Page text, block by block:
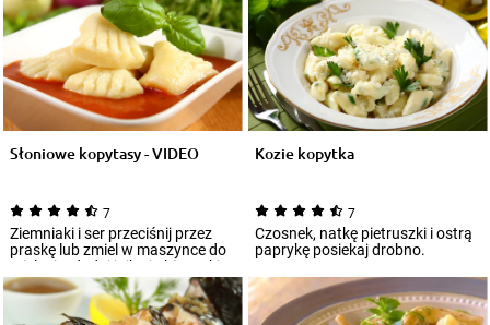
Słoniowe kopytasy - VIDEO
7
Ziemniaki i ser przeciśnij przez
praskę lub zmiel w maszynce do
mielenia, dodaj jajko i obie mąki...
Kozie kopytka
7
Czosnek, natkę pietruszki i ostrą
paprykę posiekaj drobno.